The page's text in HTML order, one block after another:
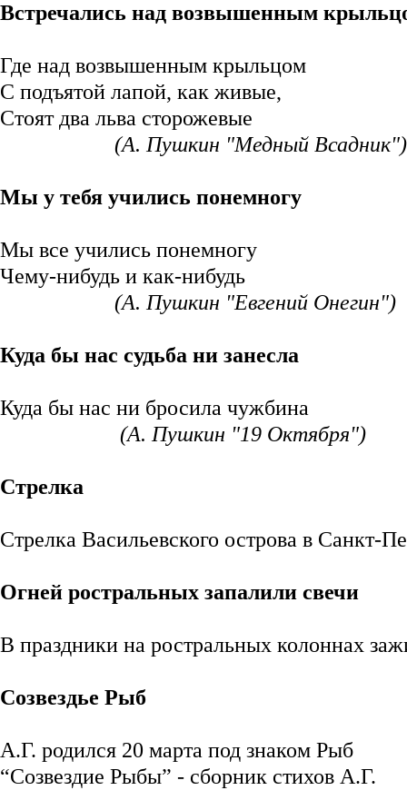
Встречались над возвышенным
Где над возвышенным крыльцом
С подъятой лапой, как живые,
Стоят два льва сторожевые
(А. Пушкин "Медный Всадник")
Мы у тебя учились понемногу
Мы все учились понемногу
Чему-нибудь и как-нибудь
(А. Пушкин "Евгений Онегин")
Куда бы нас судьба ни занесла
Куда бы нас ни бросила чужбина
(А. Пушкин "19 Октября")
Стрелка
Стрелка Васильевского острова в Санкт-
Огней ростральных запалили свечи
В праздники на ростральных колоннах
Созвездье Рыб
А.Г. родился 20 марта под знаком Рыб
“Созвездие Рыбы” - сборник стихов А.Г.